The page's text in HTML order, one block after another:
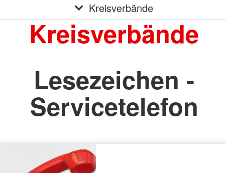
Kreisverbände
Kreisverbände
Lesezeichen -
Servicetelefon